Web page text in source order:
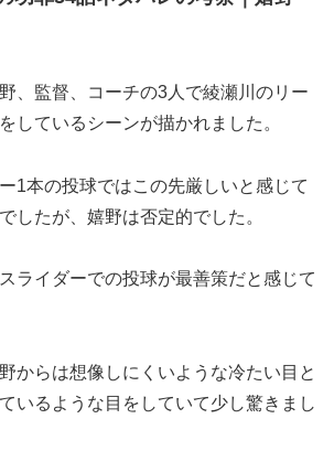
、監督、コーチの3人で綾瀬川のリー
しているシーンが描かれました。
1本の投球ではこの先厳しいと感じて
したが、嬉野は否定的でした。
ライダーでの投球が最善策だと感じて
からは想像しにくいような冷たい目と
いるような目をしていて少し驚きまし